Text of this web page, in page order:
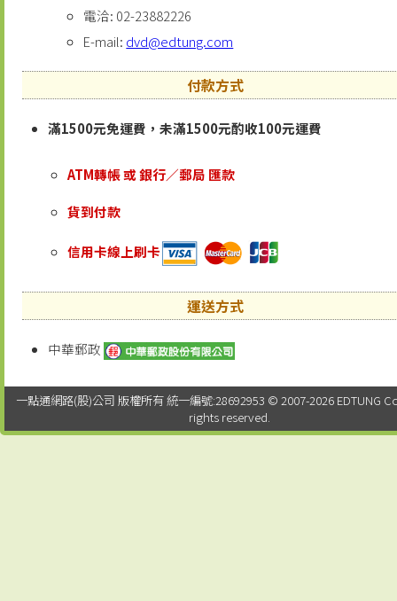
電洽: 02-23882226
E-mail: dvd@edtung.com
付款方式
滿1500元免運費，未滿1500元酌收100元運費
ATM轉帳 或 銀行／郵局 匯款
貨到付款
信用卡線上刷卡
運送方式
中華郵政
一點通網路(股)公司 版權所有 統一編號:28692953 © 2007-2026 EDTUNG
rights reserved.